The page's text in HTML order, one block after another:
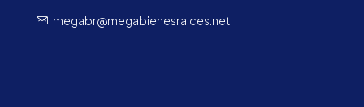
megabr@megabienesraices.net